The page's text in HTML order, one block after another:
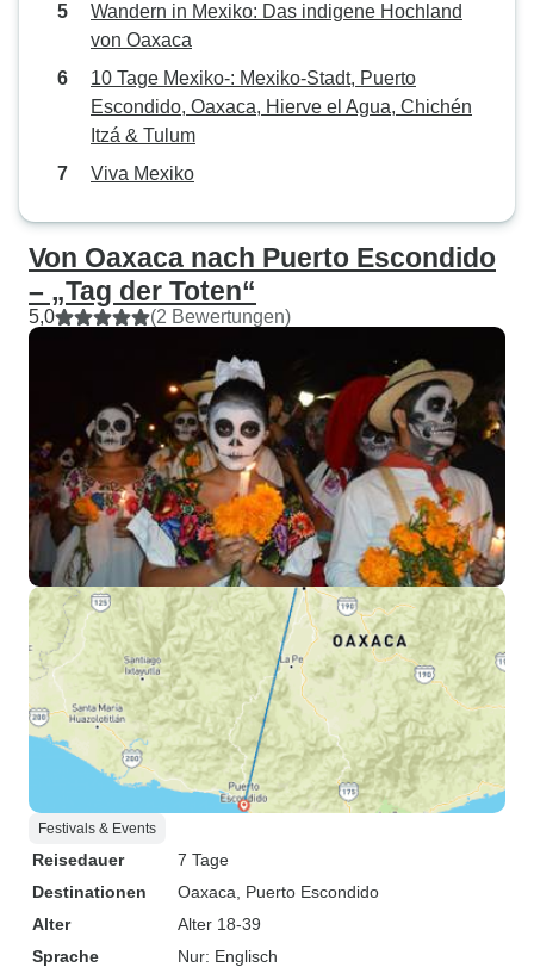
Wandern in Mexiko: Das indigene Hochland
von Oaxaca
10 Tage Mexiko-: Mexiko-Stadt, Puerto
Escondido, Oaxaca, Hierve el Agua, Chichén
Itzá & Tulum
Viva Mexiko
Von Oaxaca nach Puerto Escondido
– „Tag der Toten“
5,0 (2 Bewertungen)
Festivals & Events
Reisedauer
7 Tage
Destinationen
Oaxaca , Puerto Escondido
Alter
Alter 18-39
Sprache
Nur: Englisch